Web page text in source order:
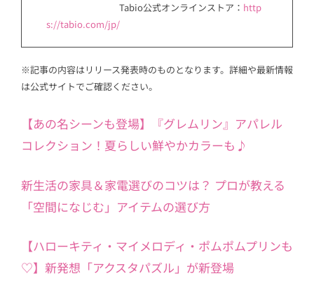
Tabio公式オンラインストア： http
s://tabio.com/jp/
※記事の内容はリリース発表時のものとなります。詳細や最新情報
は公式サイトでご確認ください。
【あの名シーンも登場】『グレムリン』アパレル
コレクション！夏らしい鮮やかカラーも♪
新生活の家具＆家電選びのコツは？ プロが教える
「空間になじむ」アイテムの選び方
【ハローキティ・マイメロディ・ポムポムプリンも
♡】新発想「アクスタパズル」が新登場